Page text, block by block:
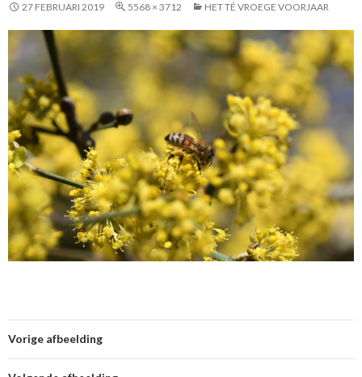
27 FEBRUARI 2019 5568 × 3712 HET TÉ VROEGE VOORJAAR
Vorige afbeelding